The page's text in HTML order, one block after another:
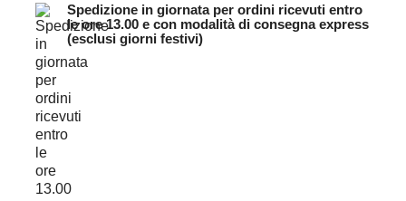
Spedizione in giornata per ordini ricevuti entro
le ore 13.00 e con modalità di consegna express
(esclusi giorni festivi)